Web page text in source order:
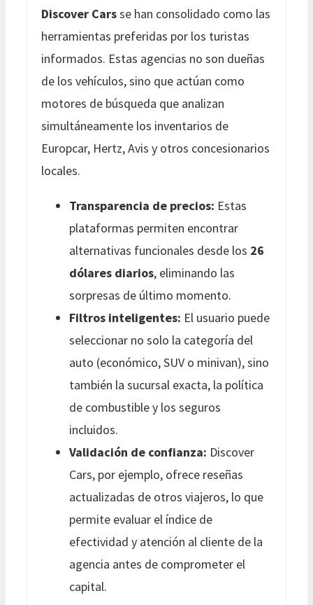
Discover Carsse han consolidado como las
herramientas preferidas por los turistas
informados. Estas agencias no son dueñas
de los vehículos, sino que actúan como
motores de búsqueda que analizan
simultáneamente los inventarios de
Europcar, Hertz, Avis y otros concesionarios
locales.
Transparencia de precios: Estas
plataformas permiten encontrar
alternativas funcionales desde los 26
dólares diarios, eliminando las
sorpresas de último momento.
Filtros inteligentes: El usuario puede
seleccionar no solo la categoría del
auto (económico, SUV o minivan), sino
también la sucursal exacta, la política
de combustible y los seguros
incluidos.
Validación de confianza: Discover
Cars, por ejemplo, ofrece reseñas
actualizadas de otros viajeros, lo que
permite evaluar el índice de
efectividad y atención al cliente de la
agencia antes de comprometer el
capital.